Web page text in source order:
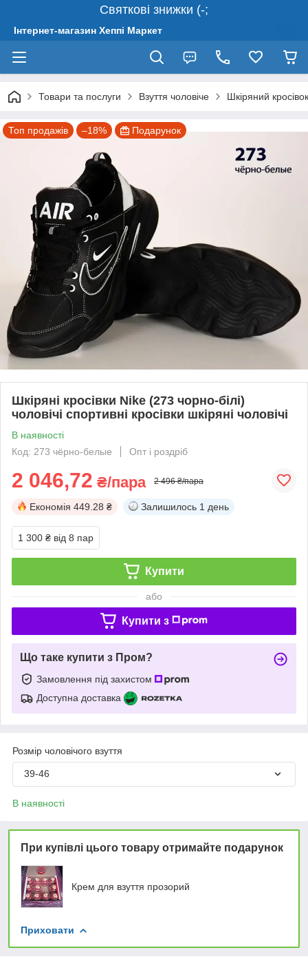
Святкові знижки (-;
Інтернет-магазин Хеппі Маркет
Товари та послуги Взуття чоловіче Шкіряний
Топ продажів –18% Подарунок
Шкіряні кросівки Nike (273 чорно-білі)
чоловічі спортивні кросівки шкіряні чоловічі
В наявності
Код: 273 чёрно-белые
Опт і роздріб
2 046,72 ₴/пара 2 496 ₴/пара
Економія 449.28 ₴ Залишилось 1 день
1 300 ₴ від 8 пар
Купити
або
Купити з
Що таке купити з Пром?
Замовлення під захистом
Доступна доставка
Розмір чоловічого взуття
39-46
В наявності
При купівлі цього товару отримайте подарунок
Крем для взуття прозорий
Приховати